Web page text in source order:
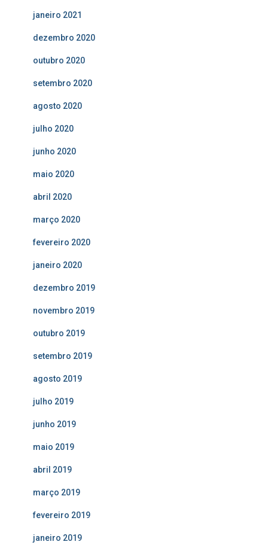
janeiro 2021
dezembro 2020
outubro 2020
setembro 2020
agosto 2020
julho 2020
junho 2020
maio 2020
abril 2020
março 2020
fevereiro 2020
janeiro 2020
dezembro 2019
novembro 2019
outubro 2019
setembro 2019
agosto 2019
julho 2019
junho 2019
maio 2019
abril 2019
março 2019
fevereiro 2019
janeiro 2019